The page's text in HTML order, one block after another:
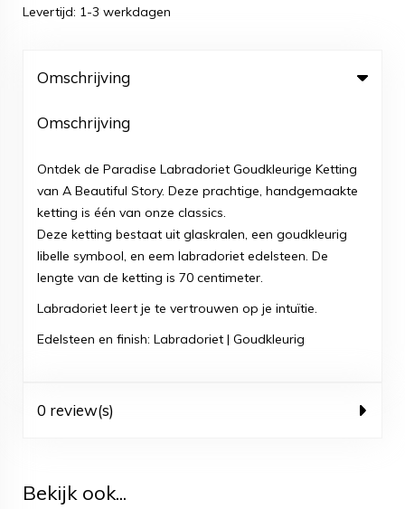
Levertijd: 1-3 werkdagen
Omschrijving
Omschrijving
Ontdek de Paradise Labradoriet Goudkleurige Ketting
van A Beautiful Story. Deze prachtige, handgemaakte
ketting is één van onze classics.
Deze ketting bestaat uit glaskralen, een goudkleurig
libelle symbool, en eem labradoriet edelsteen. De
lengte van de ketting is 70 centimeter.
Labradoriet leert je te vertrouwen op je intuïtie.
Edelsteen en finish: Labradoriet | Goudkleurig
0 review(s)
Bekijk ook...